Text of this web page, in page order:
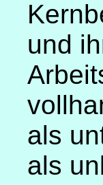
und
als
als